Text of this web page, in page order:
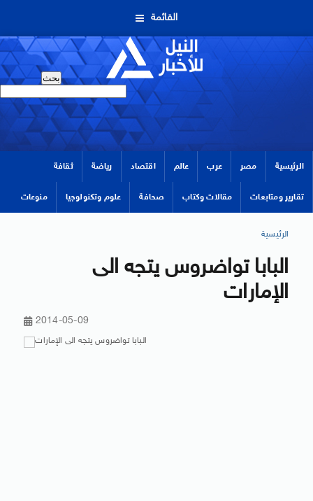
القائمة
الرئيسية مصر عرب عالم اقتصاد رياضة ثقافة
تقارير ومتابعات مقالات وكتاب صحافة علوم وتكنولوجيا منوعات
الرئيسية
البابا تواضروس يتجه الى
الإمارات
2014-05-09